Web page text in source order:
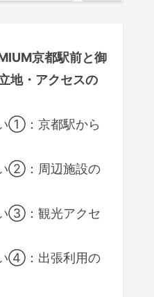
京都駅前と御
地・アクセスの
①：京都駅から
②：周辺施設の
③：観光アクセ
④：出張利用の